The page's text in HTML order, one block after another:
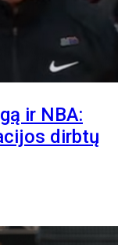
ir NBA:
dirbtų